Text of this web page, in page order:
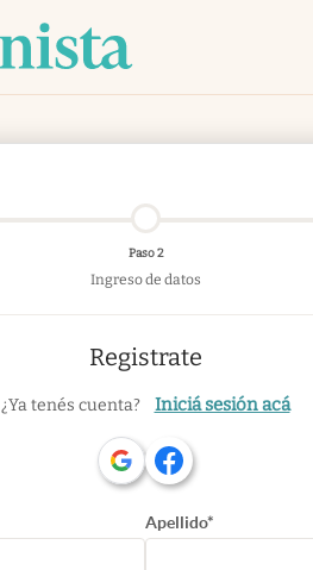
Paso 2
Ingreso de datos
Registrate
¿Ya tenés cuenta? Iniciá sesión acá
Apellido*